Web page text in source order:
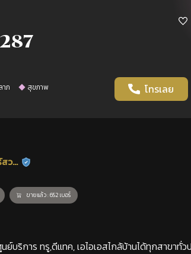
ภ สุขภาพ โทรเลย
วย ร้านยืนยันแล้ว
ขายแล้ว : 652 เบอร์
ริการ ทรู,ดีแทค, เอไอเอสไกล้บ้านได้ทุกสาขาทั่ว